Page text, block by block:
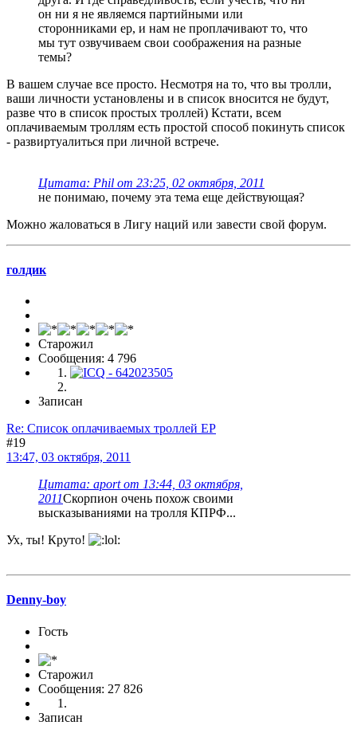
он ни я не являемся партийными или
сторонниками ер, и нам не проплачивают то, что
мы тут озвучиваем свои соображения на разные
темы?
В вашем случае все просто. Несмотря на то, что вы тролли,
ваши личности установлены и в список вносится не будут,
разве что в список простых троллей) Кстати, всем
оплачиваемым троллям есть простой способ покинуть список
- развиртуалиться при личной встрече.
Цитата: Phil от 23:25, 02 октября, 2011
не понимаю, почему эта тема еще действующая?
Можно жаловаться в Лигу наций или завести свой форум.
голдик
Старожил
Сообщения: 4 796
Записан
Re: Список оплачиваемых троллей ЕР
#19
13:47, 03 октября, 2011
Цитата: aport от 13:44, 03 октября,
2011Скорпион очень похож своими
высказываниями на тролля КПРФ...
Ух, ты! Круто!
Denny-boy
Гость
Старожил
Сообщения: 27 826
Записан